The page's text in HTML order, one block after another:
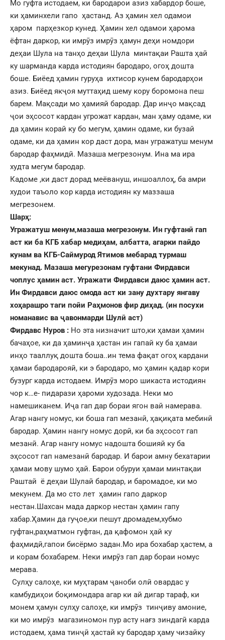
Мо гуфта истодаем, ки бародарои азиз хабардор боше,
ки ҳаминхели гапо ҳастанд. Аз ҳамин хел одамои
ҳаром парҳезкор кунед. Ҳамин хел одамои ҳарома
ёфтан даркор, ки имрӯз имрӯз ҳамун деҳи номдори
деҳаи Шула на танҳо деҳаи Шула минтақаи Рашта ҳай
ку шарманда карда истодиян бародаро, огоҳ дошта
боше. Биёед ҳамин гуруҳа ихтисор кунем бародарҳои
азиз. Биёед якҷоя муттаҳид шему кору боромона пеш
барем. Мақсади мо ҳамияй бародар. Дар инҷо мақсад
ҷои эҳсосот кардан угрожат кардан, ман ҳаму одаме, ки
да ҳамин корай ку бо мегум, ҳамин одаме, ки бузай
одаме, ки да ҳамин кор даст дора, ман угражатуш менум
бародар фаҳмидӣ. Мазаша мегрезонум. Ина ма ира
худта мегум бародар.
Кадоме ,ки даст дорад меёвануш, иншоаллоҳ, ба амри
худои таъоло кор карда истодиян ку маззаша
мегрезонем.
Шарҳ:
Угражатуш менум,мазаша мегрезонум. Ин гуфтанӣ гап
аст ки ба КГБ хабар медиҳам, албатта, агарки пайдо
кунам ва КГБ-Саймурод Ятимов мебарад турмаш
мекунад. Мазаша мегурезонам гуфтани Фирдавси
чоплус ҳамин аст. Угражати Фирдавси даюс ҳамин аст.
Ин Фирдавси даюс омода аст ки зану духтару янгаву
хоҳарашро таги пойи Раҳмонов фир диҳад. (ин посухи
номанавис ва ҷавонмарди Шулӣ аст)
Фирдавс Нуров : Но эта низначит што,ки ҳамаи ҳамин
бачаҳое, ки да ҳаминҷа ҳастан ин гапай ку ба ҳамаи
инҳо тааллуқ дошта боша..ин тема фақат огоҳ кардани
ҳамаи бародарояй, ки э бародаро, мо ҳамин қадар кори
бузург карда истодаем. Имрӯз моро шикаста истодиян
чор к…е- пидарази ҳароми худозада. Неки мо
намешиканем. Иҷа гап дар бораи ягон вай намерава.
Агар нангу номус, ки боша гап мезанӣ, ҳақиқата мебинӣ
бародар. Ҳамин нангу номус дорӣ, ки ба эҳсосот гап
мезанӣ. Агар нангу номус надошта бошияй ку ба
эҳсосот гап намезанӣ бародар. И барои амну бехатарии
ҳамаи мову шумо ҳай. Барои обуруи ҳамаи минтақаи
Раштай ё деҳаи Шулай бародар, и баромадое, ки мо
мекунем. Да мо сто лет ҳамин гапо даркор
нестан.Шахсан мада даркор нестан ҳамин гапу
хабар.Ҳамин да гуҷое,ки пешут дромадем,хубмо
гуфтан,раҳматмон гуфтан, да қафомон ҳай ку
фаҳмидӣ,гапои бисёрмо задан.Мо ира бохабар ҳастем, а
и корам бохабарем. Неки имрӯз гап дар бораи номус
мерава.
Сулҳу салоҳе, ки муҳтарам ҷаноби олӣ овардас у
камбудиҳои боқимондара агар ки ай дигар тараф, ки
монем ҳамун сулҳу салоҳе, ки имрӯз тинҷиву амоние,
ки мо имрӯз магазиномон пур асту нағз зиндагӣ карда
истодаем, ҳама тинҷӣ ҳастай ку бародар ҳаму чизайку